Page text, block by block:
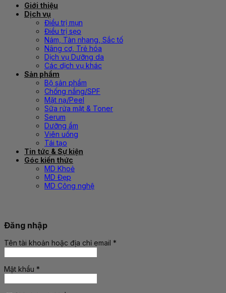
Giới thiệu
Dịch vụ
Điều trị mụn
Điều trị sẹo
Nám, Tàn nhang, Sắc tố
Nâng cơ, Trẻ hóa
Dịch vụ Dưỡng da
Các dịch vụ khác
Sản phẩm
Bộ sản phẩm
Chống nắng/SPF
Mặt nạ/Peel
Sữa rửa mặt & Toner
Serum
Dưỡng ẩm
Viên uống
Tái tạo
Tin tức & Sự kiện
Góc kiến thức
MD Khoẻ
MD Đẹp
MD Công nghệ
Đăng nhập
Tên tài khoản hoặc địa chỉ email *
Bắt
buộc
Mật khẩu *
Bắt
buộc